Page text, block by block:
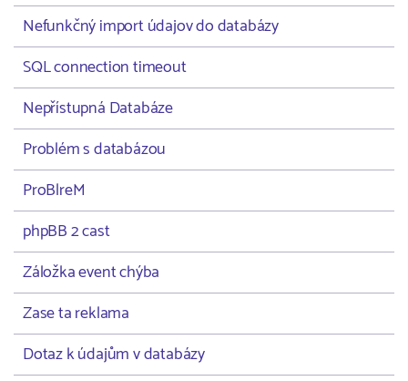
Nefunkčný import údajov do databázy
SQL connection timeout
Nepřístupná Databáze
Problém s databázou
ProBlreM
phpBB 2 cast
Záložka event chýba
Zase ta reklama
Dotaz k údajům v databázy